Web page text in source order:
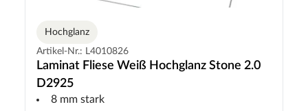
Hochglanz
Artikel-Nr.: L4010826
Laminat Fliese Weiß Hochglanz Stone 2.0
D2925
8 mm stark